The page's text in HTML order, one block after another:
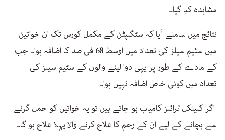
مشاہدہ کیا گیا۔
نتائج میں سامنے آیا کہ سٹگلپٹن کے مکمل کورس تک ان خواتین
میں سٹیم سیلز کی تعداد میں اوسط 68 فی صد کا اضافہ ہوا۔ جب
کے مادے کے طور پر یہی دوا لینے والوں کے سٹیم سیلز کی
تعداد میں کوئی خاص اضافہ نہیں ہوا۔
اگر کلینکل ٹرائلز کامیاب ہو جاتے ہیں تو یہ خواتین کو حمل گرنے
سے بچانے کے لیے ان کے رحم کا علاج کرنے والا پہلا علاج ہو گا۔